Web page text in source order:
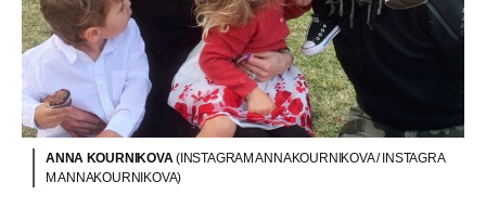
ANNA KOURNIKOVA(INSTAGRAM ANNAKOURNIKOVA / INSTAGRA
M ANNAKOURNIKOVA)